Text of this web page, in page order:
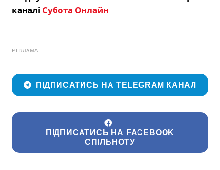
каналі Субота Онлайн
РЕКЛАМА
ПІДПИСАТИСЬ НА TELEGRAM КАНАЛ
ПІДПИСАТИСЬ НА FACEBOOK
СПІЛЬНОТУ